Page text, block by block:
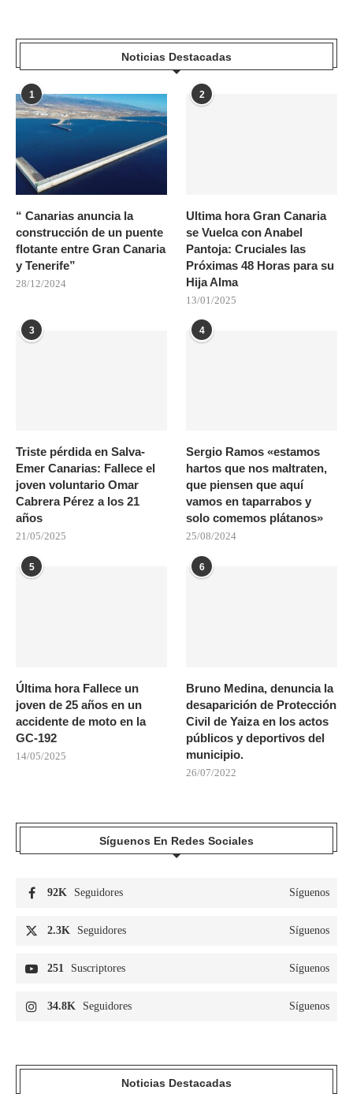
Noticias Destacadas
1
“ Canarias anuncia la
construcción de un puente
flotante entre Gran Canaria
y Tenerife”
28/12/2024
2
Ultima hora Gran Canaria
se Vuelca con Anabel
Pantoja: Cruciales las
Próximas 48 Horas para su
Hija Alma
13/01/2025
3
Triste pérdida en Salva-
Emer Canarias: Fallece el
joven voluntario Omar
Cabrera Pérez a los 21
años
21/05/2025
4
Sergio Ramos «estamos
hartos que nos maltraten,
que piensen que aquí
vamos en taparrabos y
solo comemos plátanos»
25/08/2024
5
Última hora Fallece un
joven de 25 años en un
accidente de moto en la
GC-192
14/05/2025
6
Bruno Medina, denuncia la
desaparición de Protección
Civil de Yaiza en los actos
públicos y deportivos del
municipio.
26/07/2022
Síguenos En Redes Sociales
92K Seguidores Síguenos
2.3K Seguidores Síguenos
251 Suscriptores Síguenos
34.8K Seguidores Síguenos
Noticias Destacadas